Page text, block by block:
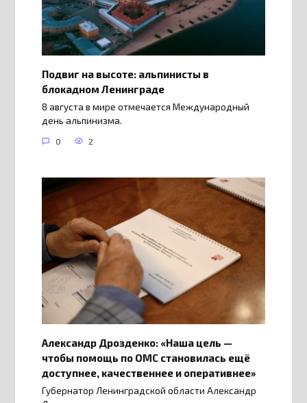
Подвиг на высоте: альпинисты в
блокадном Ленинграде
8 августа в мире отмечается Международный
день альпинизма.
0 2
Александр Дрозденко: «Наша цель —
чтобы помощь по ОМС становилась ещё
доступнее, качественнее и оперативнее»
Губернатор Ленинградской области Александр